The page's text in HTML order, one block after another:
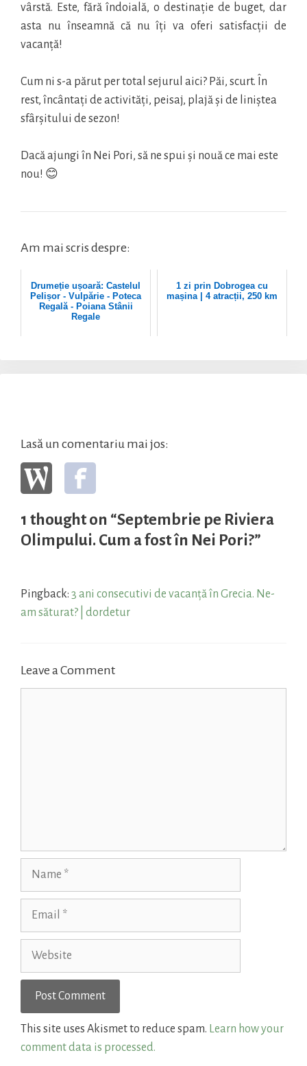
vârstă. Este, fără îndoială, o destinație de buget, dar
asta nu înseamnă că nu îți va oferi satisfacții de
vacanță!
Cum ni s-a părut per total sejurul aici? Păi, scurt. În
rest, încântați de activități, peisaj, plajă și de liniștea
sfârșitului de sezon!
Dacă ajungi în Nei Pori, să ne spui și nouă ce mai este
nou! 😊
Am mai scris despre:
Drumeție ușoară: Castelul
Pelișor - Vulpărie - Poteca
Regală - Poiana Stânii
Regale
1 zi prin Dobrogea cu
mașina | 4 atracții, 250 km
Lasă un comentariu mai jos:
1 thought on “Septembrie pe Riviera
Olimpului. Cum a fost în Nei Pori?”
Pingback: 3 ani consecutivi de vacanță în Grecia. Ne-
am săturat? | dordetur
Leave a Comment
Website
This site uses Akismet to reduce spam. Learn how your
comment data is processed.